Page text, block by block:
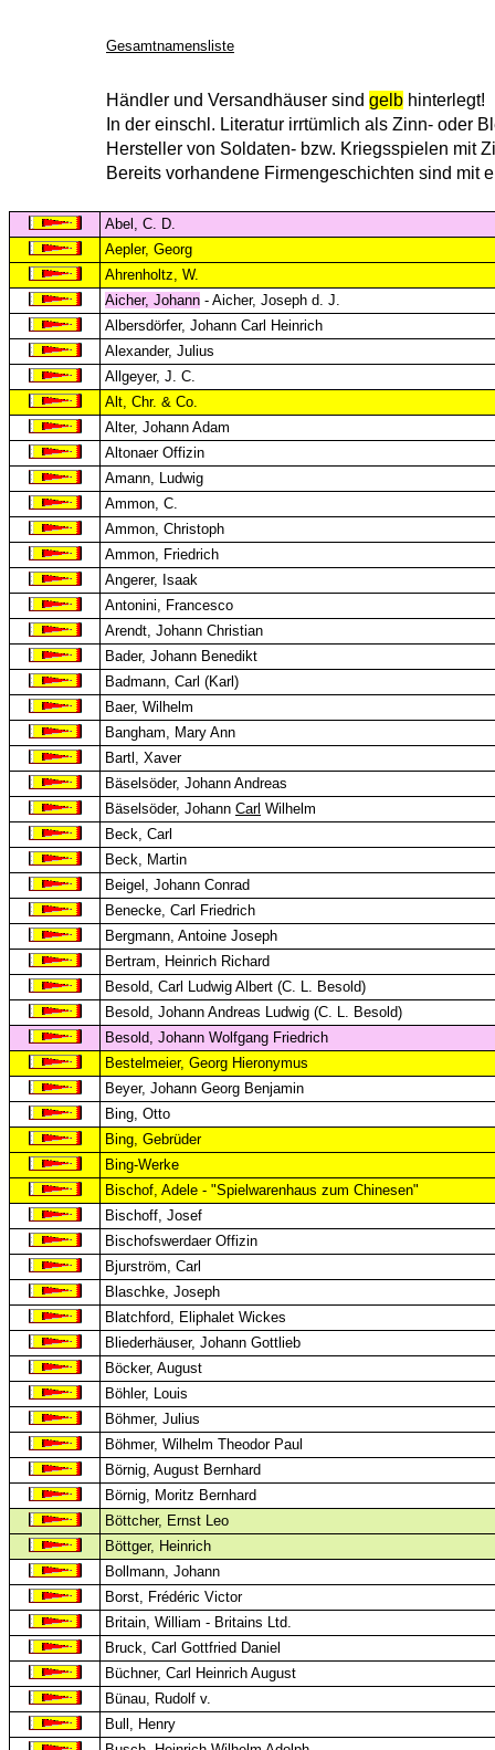
Gesamtnamensliste
Händler und Versandhäuser sind gelb hinterlegt!
In der einschl. Literatur irrtümlich als Zinn- oder
Hersteller von Soldaten- bzw. Kriegsspielen mit
Bereits vorhandene Firmengeschichten sind mit
Abel, C. D.
Aepler, Georg
Ahrenholtz, W.
Aicher, Johann - Aicher, Joseph d. J.
Albersdörfer, Johann Carl Heinrich
Alexander, Julius
Allgeyer, J. C.
Alt, Chr. & Co.
Alter, Johann Adam
Altonaer Offizin
Amann, Ludwig
Ammon, C.
Ammon, Christoph
Ammon, Friedrich
Angerer, Isaak
Antonini, Francesco
Arendt, Johann Christian
Bader, Johann Benedikt
Badmann, Carl (Karl)
Baer, Wilhelm
Bangham, Mary Ann
Bartl, Xaver
Bäselsöder, Johann Andreas
Bäselsöder, Johann Carl Wilhelm
Beck, Carl
Beck, Martin
Beigel, Johann Conrad
Benecke, Carl Friedrich
Bergmann, Antoine Joseph
Bertram, Heinrich Richard
Besold, Carl Ludwig Albert (C. L. Besold)
Besold, Johann Andreas Ludwig (C. L. Besold)
Besold, Johann Wolfgang Friedrich
Bestelmeier, Georg Hieronymus
Beyer, Johann Georg Benjamin
Bing, Otto
Bing, Gebrüder
Bing-Werke
Bischof, Adele - "Spielwarenhaus zum Chinesen"
Bischoff, Josef
Bischofswerdaer Offizin
Bjurström, Carl
Blaschke, Joseph
Blatchford, Eliphalet Wickes
Bliederhäuser, Johann Gottlieb
Böcker, August
Böhler, Louis
Böhmer, Julius
Böhmer, Wilhelm Theodor Paul
Börnig, August Bernhard
Börnig, Moritz Bernhard
Böttcher, Ernst Leo
Böttger, Heinrich
Bollmann, Johann
Borst, Frédéric Victor
Britain, William - Britains Ltd.
Bruck, Carl Gottfried Daniel
Büchner, Carl Heinrich August
Bünau, Rudolf v.
Bull, Henry